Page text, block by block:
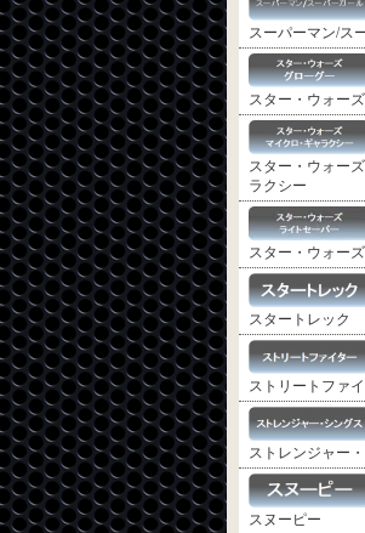
スーパーマン/ス
スター・ウォー
スター・ウォー
ラクシー
スター・ウォー
スタートレック
ストリートファ
ストレンジャー
スヌーピー